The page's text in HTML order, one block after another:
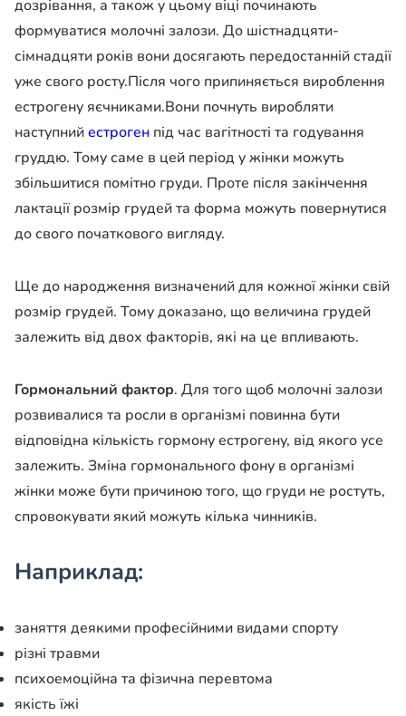
дозрівання, а також у цьому віці починають
формуватися молочні залози. До шістнадцяти-
сімнадцяти років вони досягають передостанній стадії
уже свого росту.Після чого припиняється вироблення
естрогену яєчниками.Вони почнуть виробляти
наступнийестроген під час вагітності та годування
груддю. Тому саме в цей період у жінки можуть
збільшитися помітно груди. Проте після закінчення
лактації розмір грудей та форма можуть повернутися
до свого початкового вигляду.
Ще до народження визначений для кожної жінки свій
розмір грудей. Тому доказано, що величина грудей
залежить від двох факторів, які на це впливають.
Гормональний фактор. Для того щоб молочні залози
розвивалися та росли в організмі повинна бути
відповідна кількість гормону естрогену, від якого усе
залежить. Зміна гормонального фону в організмі
жінки може бути причиною того, що груди не ростуть,
спровокувати який можуть кілька чинників.
Наприклад:
заняття деякими професійними видами спорту
різні травми
психоемоційна та фізична перевтома
якість їжі